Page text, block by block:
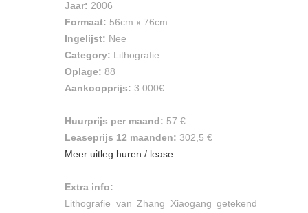
Jaar: 2006
Formaat: 56cm x 76cm
Ingelijst: Nee
Category: Lithografie
Oplage: 88
Aankoopprijs: 3.000€
Huurprijs per maand: 57 €
Leaseprijs 12 maanden: 302,5 €
Meer uitleg huren / lease
Extra info:
Lithografie van Zhang Xiaogang getekend